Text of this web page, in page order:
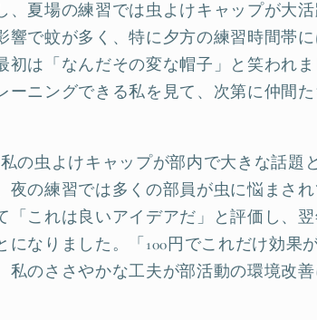
、夏場の練習では虫よけキャップが大
響で蚊が多く、特に夕方の練習時間帯
初は「なんだその変な帽子」と笑われ
ーニングできる私を見て、次第に仲間
の虫よけキャップが部内で大きな話題
夜の練習では多くの部員が虫に悩まさ
「これは良いアイデアだ」と評価し、
になりました。「100円でこれだけ効果
私のささやかな工夫が部活動の環境改